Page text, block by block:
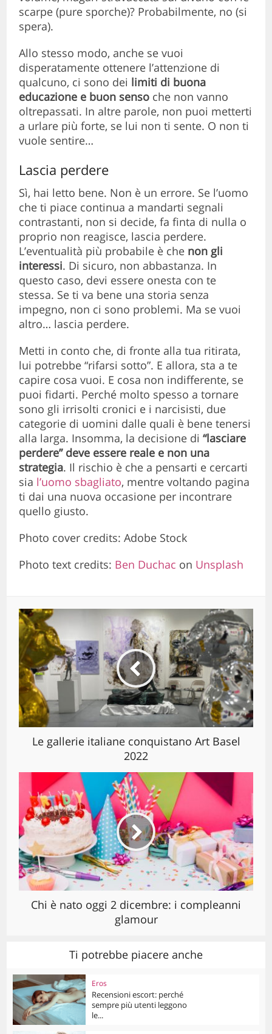
scarpe (pure sporche)? Probabilmente, no (si
spera).
Allo stesso modo, anche se vuoi
disperatamente ottenere l’attenzione di
qualcuno, ci sono dei limiti di buona
educazione e buon senso che non vanno
oltrepassati. In altre parole, non puoi metterti
a urlare più forte, se lui non ti sente. O non ti
vuole sentire…
Lascia perdere
Sì, hai letto bene. Non è un errore. Se l’uomo
che ti piace continua a mandarti segnali
contrastanti, non si decide, fa finta di nulla o
proprio non reagisce, lascia perdere.
L’eventualità più probabile è che non gli
interessi. Di sicuro, non abbastanza. In
questo caso, devi essere onesta con te
stessa. Se ti va bene una storia senza
impegno, non ci sono problemi. Ma se vuoi
altro… lascia perdere.
Metti in conto che, di fronte alla tua ritirata,
lui potrebbe “rifarsi sotto”. E allora, sta a te
capire cosa vuoi. E cosa non indifferente, se
puoi fidarti. Perché molto spesso a tornare
sono gli irrisolti cronici e i narcisisti, due
categorie di uomini dalle quali è bene tenersi
alla larga. Insomma, la decisione di“lasciare
perdere” deve essere reale e non una
strategia. Il rischio è che a pensarti e cercarti
sia l’uomo sbagliato, mentre voltando pagina
ti dai una nuova occasione per incontrare
quello giusto.
Photo cover credits: Adobe Stock
Photo text credits: Ben Duchac on Unsplash
Le gallerie italiane conquistano Art Basel
2022
Chi è nato oggi 2 dicembre: i compleanni
glamour
Ti potrebbe piacere anche
Eros
Recensioni escort: perché
sempre più utenti leggono
le...